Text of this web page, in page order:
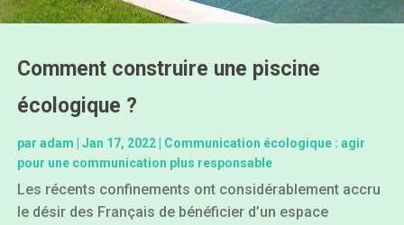
Comment construire une piscine
écologique ?
par adam Jan 17, 2022
Communication écologique : agir
pour une communication plus responsable
Les récents confinements ont considérablement accru
le désir des Français de bénéficier d’un espace